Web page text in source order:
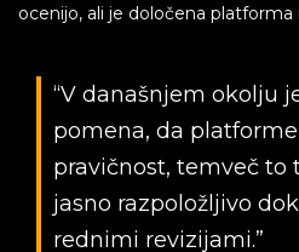
ocenijo, ali je določena platforma
“V današnjem okolju
pomena, da
pravičnost, temveč to
jasno razpoložljivo
rednimi revizijami.”